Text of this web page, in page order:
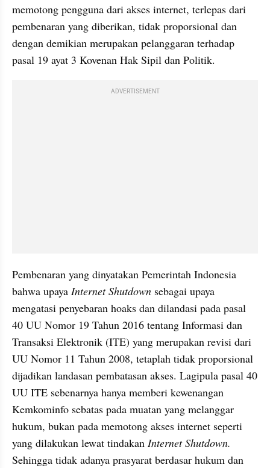
memotong pengguna dari akses internet, terlepas dari
pembenaran yang diberikan, tidak proporsional dan
dengan demikian merupakan pelanggaran terhadap
pasal 19 ayat 3 Kovenan Hak Sipil dan Politik.
ADVERTISEMENT
Pembenaran yang dinyatakan Pemerintah Indonesia
bahwa upaya Internet Shutdown sebagai upaya
mengatasi penyebaran hoaks dan dilandasi pada pasal
40 UU Nomor 19 Tahun 2016 tentang Informasi dan
Transaksi Elektronik (ITE) yang merupakan revisi dari
UU Nomor 11 Tahun 2008, tetaplah tidak proporsional
dijadikan landasan pembatasan akses. Lagipula pasal 40
UU ITE sebenarnya hanya memberi kewenangan
Kemkominfo sebatas pada muatan yang melanggar
hukum, bukan pada memotong akses internet seperti
yang dilakukan lewat tindakan
Sehingga tidak adanya prasyarat berdasar hukum dan